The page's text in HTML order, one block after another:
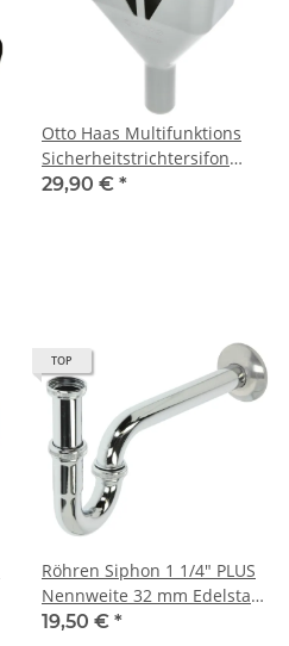
Otto Haas Multifunktions
Sicherheitstrichtersifon
Multitri DN40 Ablauftrichter
29,90 € *
TOP
Röhren Siphon 1 1/4" PLUS
Nennweite 32 mm Edelstahl
verchromt
19,50 € *